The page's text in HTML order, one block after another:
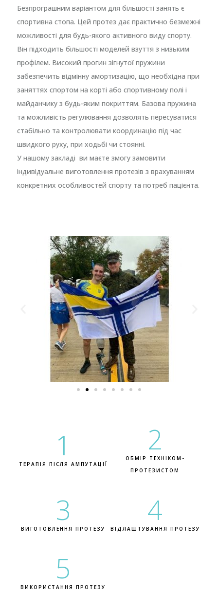
Безпрограшним варіантом для більшості занять є
спортивна стопа. Цей протез дає практично безмежні
можливості для будь-якого активного виду спорту.
Він підходить більшості моделей взуття з низьким
профілем. Високий прогин зігнутої пружини
забезпечить відмінну амортизацію, що необхідна при
заняттях спортом на корті або спортивному полі і
майданчику з будь-яким покриттям. Базова пружина
та можливість регулювання дозволять пересуватися
стабільно та контролювати координацію під час
швидкого руху, при ходьбі чи стоянні.
У нашому закладі ви маєте змогу замовити
індивідуальне виготовлення протезів з врахуванням
конкретних особливостей спорту та потреб пацієнта.
1
ТЕРАПІЯ ПІСЛЯ АМПУТАЦІЇ
2
ОБМІР ТЕХНІКОМ-
ПРОТЕЗИСТОМ
3
ВИГОТОВЛЕННЯ ПРОТЕЗУ
4
ВІДЛАШТУВАННЯ ПРОТЕЗУ
5
ВИКОРИСТАННЯ ПРОТЕЗУ